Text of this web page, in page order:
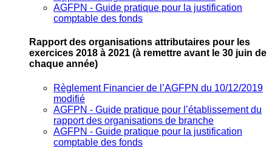
AGFPN ‐ Guide pratique pour la justification
comptable des fonds
Rapport des organisations attributaires pour les
exercices 2018 à 2021 (à remettre avant le 30 juin de
chaque année)
Règlement Financier de l’AGFPN du 10/12/2019
modifié
AGFPN ‐ Guide pratique pour l’établissement du
rapport des organisations de branche
AGFPN ‐ Guide pratique pour la justification
comptable des fonds